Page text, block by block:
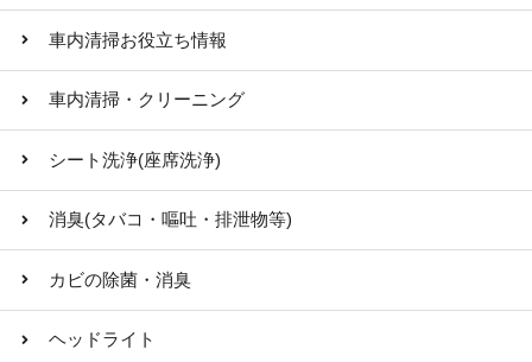
車内清掃お役立ち情報
車内清掃・クリーニング
シート洗浄(座席洗浄)
消臭(タバコ・嘔吐・排泄物等)
カビの除菌・消臭
ヘッドライト